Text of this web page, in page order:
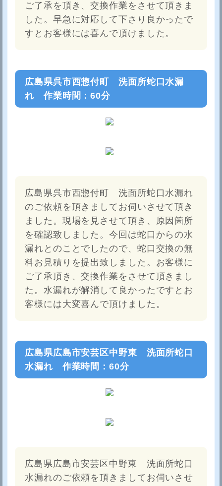
ご了承を頂き、交換作業をさせて頂きま
した。早急に対応して下さり良かったで
すとお客様には喜んで頂けました。
広島県呉市西惣付町 洗面所蛇口水漏
れ 作業時間：60分
広島県呉市西惣付町 洗面所蛇口水漏れ
のご依頼を頂きましてお伺いさせて頂き
ました。現場を見させて頂き、原因箇所
を確認致しました。今回は蛇口からの水
漏れとのことでしたので、蛇口交換の無
料お見積りを提出致しました。お客様に
ご了承頂き、交換作業をさせて頂きまし
た。水漏れが解消して良かったですとお
客様には大変喜んで頂けました。
広島県広島市安芸区中野東 洗面所蛇口
水漏れ 作業時間：60分
広島県広島市安芸区中野東 洗面所蛇口
水漏れのご依頼を頂きましてお伺いさせ